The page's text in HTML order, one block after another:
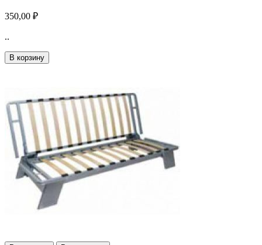
350,00 ₽
..
В корзину